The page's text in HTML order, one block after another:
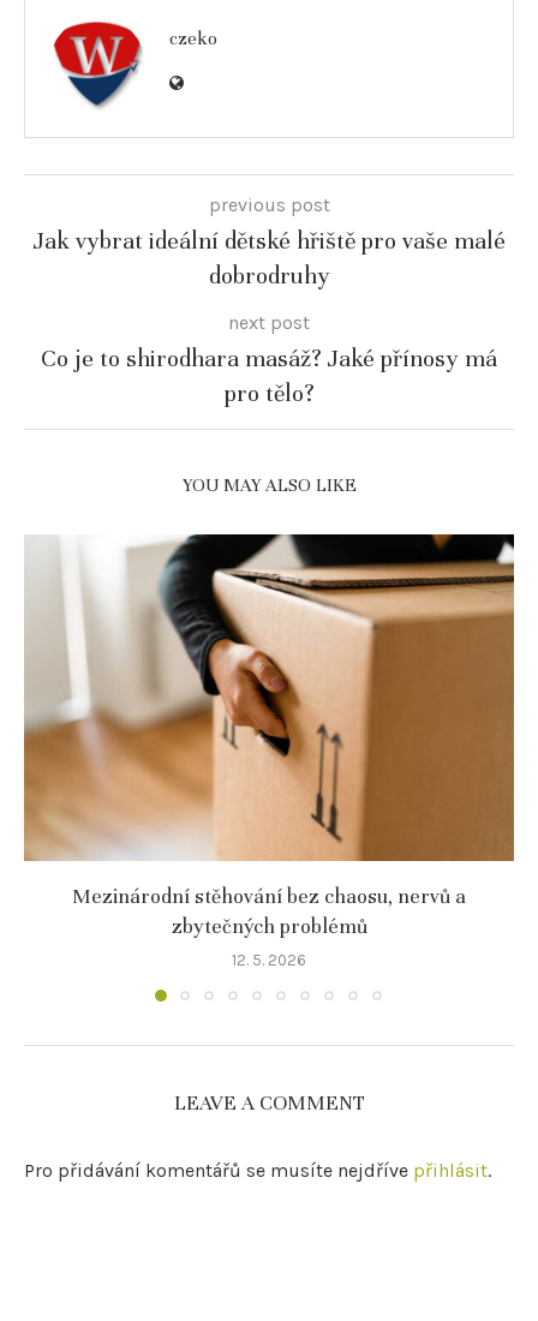
czeko
previous post
Jak vybrat ideální dětské hřiště pro vaše malé
dobrodruhy
next post
Co je to shirodhara masáž? Jaké přínosy má
pro tělo?
YOU MAY ALSO LIKE
Mezinárodní stěhování bez chaosu, nervů a
zbytečných problémů
12. 5. 2026
LEAVE A COMMENT
Pro přidávání komentářů se musíte nejdříve přihlásit.